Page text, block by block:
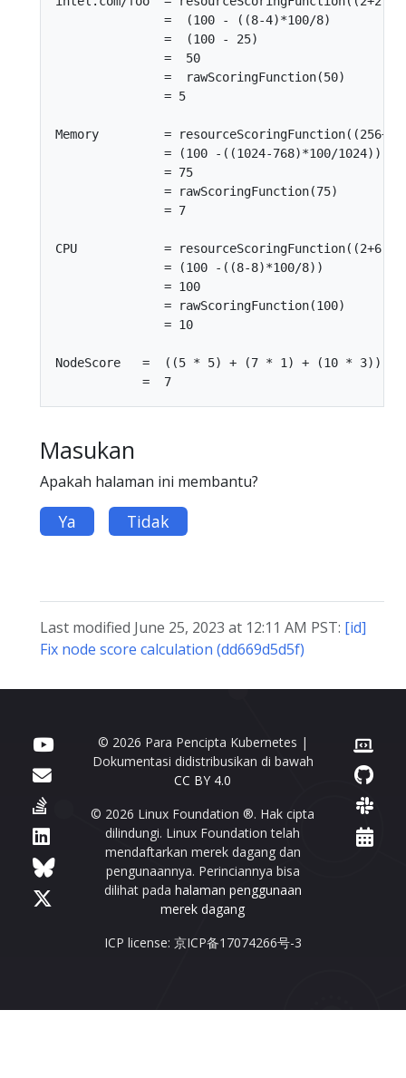
               =  (100 - ((8-4)*100/8)
               =  (100 - 25)
               =  50
               =  rawScoringFunction(50)
               = 5
Memory         =
               = (100 -((1024-768)*100/1024))
               = 75
               = rawScoringFunction(75)
               = 7
CPU            =
               = (100 -((8-8)*100/8))
               = 100
               = rawScoringFunction(100)
               = 10
NodeScore   =  ((5 * 5) + (7 * 1) + (10 * 3)) /
Masukan
Apakah halaman ini membantu?
Ya Tidak
Last modified June 25, 2023 at 12:11 AM PST: [id]
Fix node score calculation (dd669d5d5f)
© 2026 Para Pencipta Kubernetes |
Dokumentasi didistribusikan di bawah
CC BY 4.0
© 2026 Linux Foundation ®. Hak cipta
dilindungi. Linux Foundation telah
mendaftarkan merek dagang dan
pengunaannya. Perinciannya bisa
dilihat pada halaman penggunaan
merek dagang
ICP license: 京ICP备17074266号-3